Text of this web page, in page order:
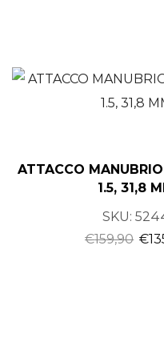
ATTACCO
1.5, 31,8
SKU:
€159,90 €